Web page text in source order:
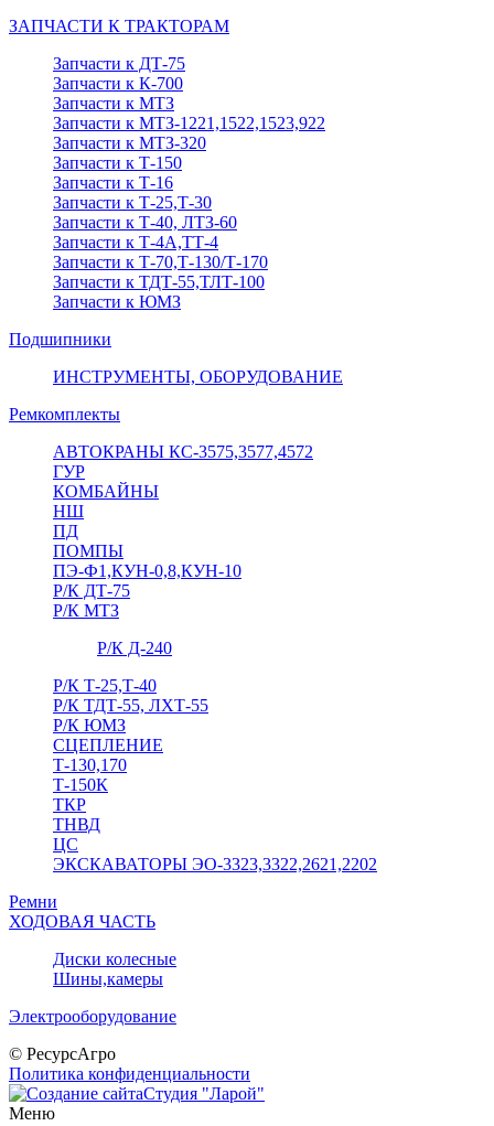
ЗАПЧАСТИ К ТРАКТОРАМ
Запчасти к ДТ-75
Запчасти к К-700
Запчасти к МТЗ
Запчасти к МТЗ-1221,1522,1523,922
Запчасти к МТЗ-320
Запчасти к Т-150
Запчасти к Т-16
Запчасти к Т-25,Т-30
Запчасти к Т-40, ЛТЗ-60
Запчасти к Т-4А,ТТ-4
Запчасти к Т-70,Т-130/Т-170
Запчасти к ТДТ-55,ТЛТ-100
Запчасти к ЮМЗ
Подшипники
ИНСТРУМЕНТЫ, ОБОРУДОВАНИЕ
Ремкомплекты
АВТОКРАНЫ КС-3575,3577,4572
ГУР
КОМБАЙНЫ
НШ
ПД
ПОМПЫ
ПЭ-Ф1,КУН-0,8,КУН-10
Р/К ДТ-75
Р/К МТЗ
Р/К Д-240
Р/К Т-25,Т-40
Р/К ТДТ-55, ЛХТ-55
Р/К ЮМЗ
СЦЕПЛЕНИЕ
Т-130,170
Т-150К
ТКР
ТНВД
ЦС
ЭКСКАВАТОРЫ ЭО-3323,3322,2621,2202
Ремни
ХОДОВАЯ ЧАСТЬ
Диски колесные
Шины,камеры
Электрооборудование
© РесурсАгро
Политика конфиденциальности
Студия "Ларой"
Меню